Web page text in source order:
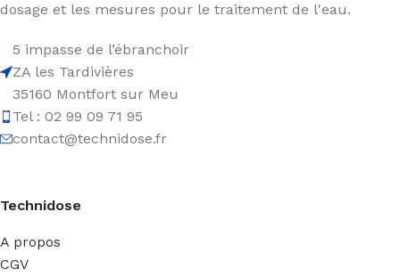
dosage et les mesures pour le traitement de l'eau.
5 impasse de l’ébranchoir
ZA les Tardivières
35160 Montfort sur Meu
Tel : 02 99 09 71 95
contact@technidose.fr
Technidose
A propos
CGV